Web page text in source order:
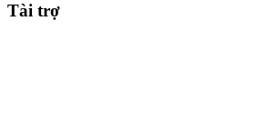
Tài trợ